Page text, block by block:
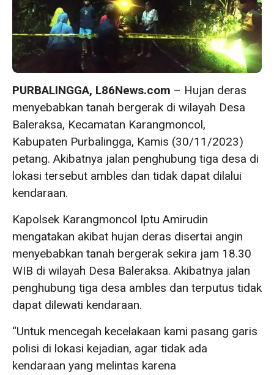
PURBALINGGA, L86News.com – Hujan deras
menyebabkan tanah bergerak di wilayah Desa
Baleraksa, Kecamatan Karangmoncol,
Kabupaten Purbalingga, Kamis (30/11/2023)
petang. Akibatnya jalan penghubung tiga desa di
lokasi tersebut ambles dan tidak dapat dilalui
kendaraan.
Kapolsek Karangmoncol Iptu Amirudin
mengatakan akibat hujan deras disertai angin
menyebabkan tanah bergerak sekira jam 18.30
WIB di wilayah Desa Baleraksa. Akibatnya jalan
penghubung tiga desa ambles dan terputus tidak
dapat dilewati kendaraan.
“Untuk mencegah kecelakaan kami pasang garis
polisi di lokasi kejadian, agar tidak ada
kendaraan yang melintas karena